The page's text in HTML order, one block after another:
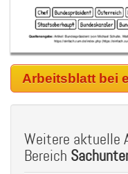
Arbeitsblatt bei
Weitere aktuelle
Bereich